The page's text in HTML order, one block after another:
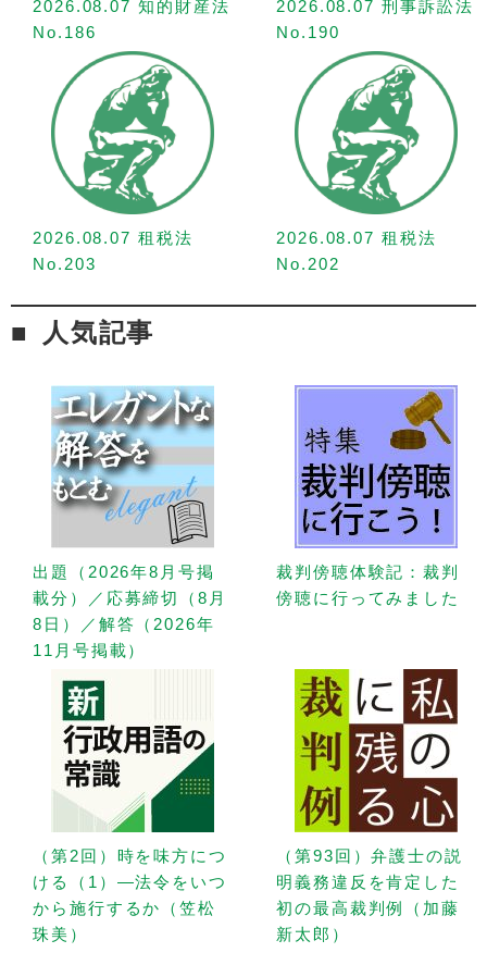
2026.08.07 知的財産法
No.186
2026.08.07 刑事訴訟法
No.190
2026.08.07 租税法
No.203
2026.08.07 租税法
No.202
人気記事
出題（2026年8月号掲
載分）／応募締切（8月
8日）／解答（2026年
11月号掲載）
裁判傍聴体験記：裁判
傍聴に行ってみました
（第2回）時を味方につ
ける（1）—法令をいつ
から施行するか（笠松
珠美）
（第93回）弁護士の説
明義務違反を肯定した
初の最高裁判例（加藤
新太郎）